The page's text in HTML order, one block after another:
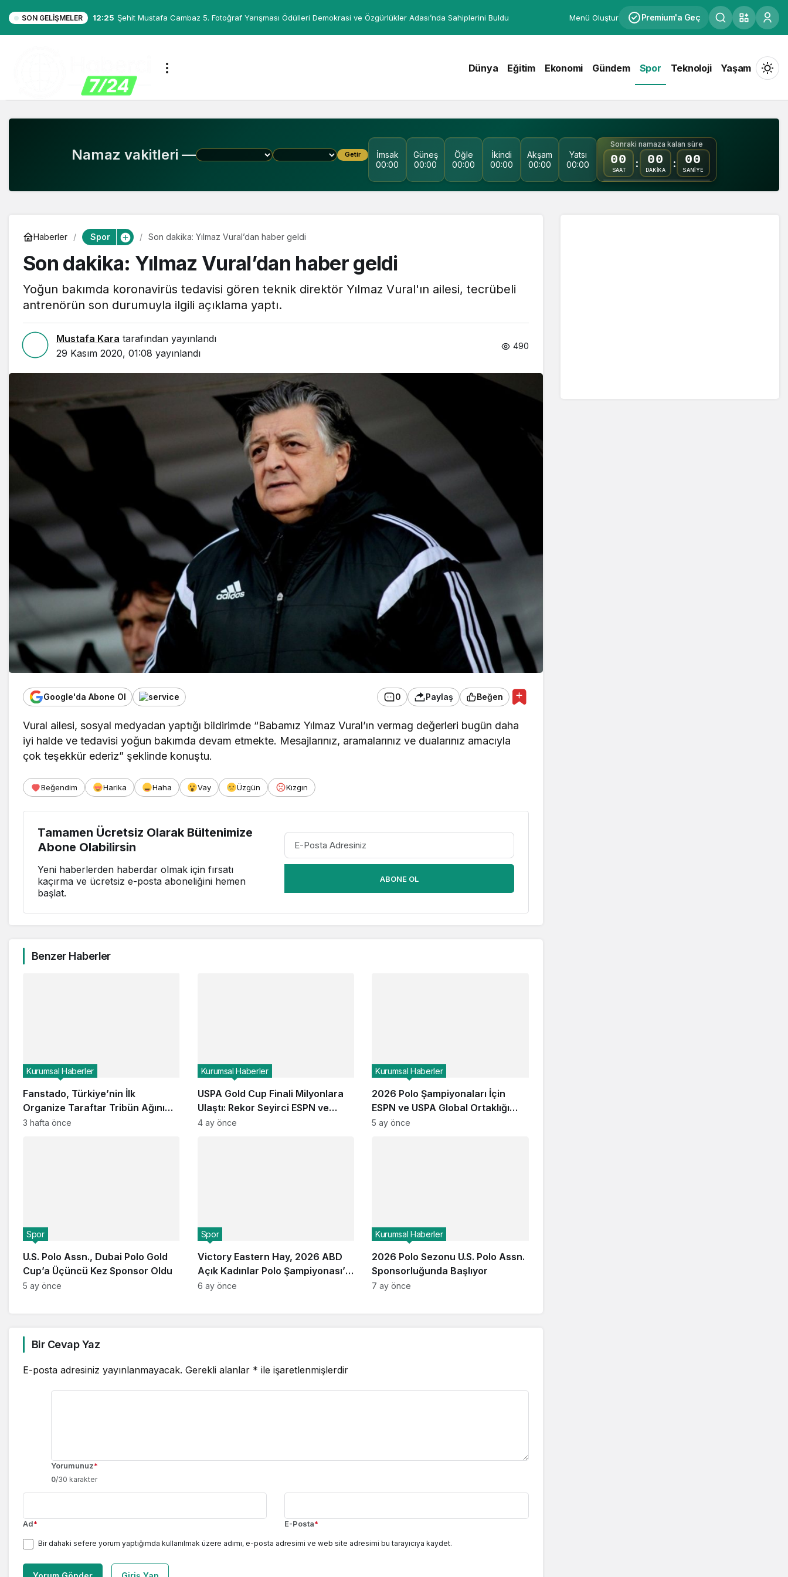
SON GELIŞMELER 12:25 Şehit Mustafa Cambaz 5. Fotoğraf Yarışması Ödülleri Demokrasi ve Özgürlükler Adası’nda Sahiplerini Buldu Menü Oluştur Premium'a Geç
Dünya Eğitim Ekonomi Gündem Spor Teknoloji Yaşam
Mod
Gündüz Modu
Gündüz modunu seçin.
Namaz vakitleri — Getir
İmsak
00:00
Güneş
00:00
Öğle
00:00
İkindi
00:00
Akşam
00:00
Yatsı
00:00
Sonraki namaza kalan süre
00
SAAT
: 00
DAKİKA
: 00
SANİYE
Haberler Spor Son dakika: Yılmaz Vural’dan haber geldi
Son dakika: Yılmaz Vural’dan haber geldi
Yoğun bakımda koronavirüs tedavisi gören teknik direktör Yılmaz Vural'ın ailesi, tecrübeli
antrenörün son durumuyla ilgili açıklama yaptı.
Mustafa Kara tarafından yayınlandı
29 Kasım 2020, 01:08 yayınlandı
490
Google'da Abone Ol 0 Paylaş Beğen
Vural ailesi, sosyal medyadan yaptığı bildirimde “Babamız Yılmaz Vural’ın vermag değerleri bugün daha
iyi halde ve tedavisi yoğun bakımda devam etmekte. Mesajlarınız, aramalarınız ve dualarınız amacıyla
çok teşekkür ederiz” şeklinde konuştu.
Beğendim Harika Haha Vay Üzgün Kızgın
Tamamen Ücretsiz Olarak Bültenimize
Abone Olabilirsin
Yeni haberlerden haberdar olmak için fırsatı
kaçırma ve ücretsiz e-posta aboneliğini hemen
başlat.
ABONE OL
Benzer Haberler
Fanstado, Türkiye’nin İlk
Organize Taraftar Tribün Ağını
Kuruyor: İşletmeler İçin
Kurumsal Haberler
3 hafta önce
USPA Gold Cup Finali Milyonlara
Ulaştı: Rekor Seyirci ESPN ve
Global Kanallarda
Kurumsal Haberler
4 ay önce
2026 Polo Şampiyonaları İçin
ESPN ve USPA Global Ortaklığı
Devam Ediyor: Finaller Ekranlara
Kurumsal Haberler
5 ay önce
U.S. Polo Assn., Dubai Polo Gold
Cup’a Üçüncü Kez Sponsor Oldu
Spor
5 ay önce
Victory Eastern Hay, 2026 ABD
Açık Kadınlar Polo Şampiyonası’nı
Kazandı
Spor
6 ay önce
2026 Polo Sezonu U.S. Polo Assn.
Sponsorluğunda Başlıyor
Kurumsal Haberler
7 ay önce
Bir Cevap Yaz
E-posta adresiniz yayınlanmayacak. Gerekli alanlar * ile işaretlenmişlerdir
Yorumunuz*
0/30 karakter
Ad* E-Posta*
Bir dahaki sefere yorum yaptığımda kullanılmak üzere adımı, e-posta adresimi ve web site adresimi bu tarayıcıya kaydet.